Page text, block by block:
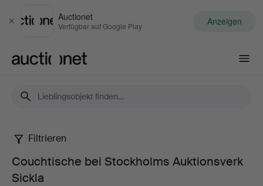
Schließen
Auctionet
Verfügbar auf Google Play Anzeigen
Couchtische
bei
Filtrieren
Couchtische bei Stockholms Auktionsverk
Sickla